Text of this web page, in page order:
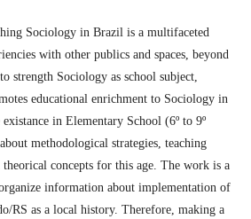
Sociology in Brazil is a multifaceted
with other publics and spaces, beyond
strength Sociology as school subject,
educational enrichment to Sociology in
in Elementary School (6º to 9º
methodological strategies, teaching
concepts for this age. The work is a
information about implementation of
RS as a local history. Therefore, making a